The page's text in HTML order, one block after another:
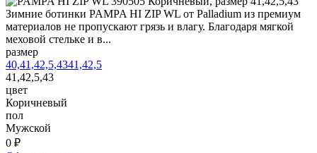
Зимние ботинки PAMPA HI ZIP WL от Palladium из премиум
материалов не пропускают грязь и влагу. Благодаря мягкой
меховой стельке и в...
размер
40,41,42,5,4341,42,5
41,42,5,43
цвет
Коричневый
пол
Мужской
0 ₽